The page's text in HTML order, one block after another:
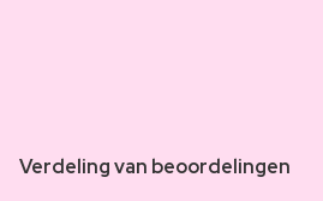
Verdeling van beoordelingen